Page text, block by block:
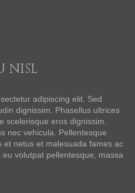
NISL
adipiscing elit. Sed
dignissim. Phasellus ultrices
scelerisque eros dignissim.
nec vehicula. Pellentesque
et netus et malesuada fames ac
volutpat pellentesque, massa